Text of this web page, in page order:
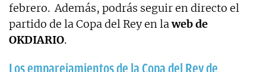
febrero. Además, podrás seguir en directo el
partido de la Copa del Rey en laweb de
OKDIARIO.
Los emparejamientos de la Copa del Rey de